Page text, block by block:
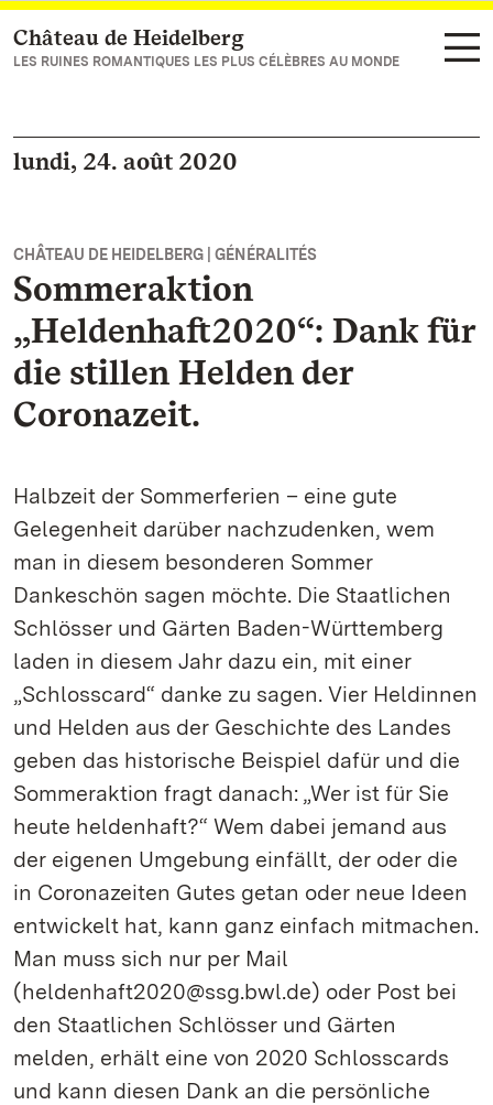
Vers la page d’accueil
Château de Heidelberg
LES RUINES ROMANTIQUES LES PLUS CÉLÈBRES AU MONDE
lundi, 24. août 2020
CHÂTEAU DE HEIDELBERG | GÉNÉRALITÉS
Sommeraktion
„Heldenhaft2020“: Dank für
die stillen Helden der
Coronazeit.
Halbzeit der Sommerferien – eine gute
Gelegenheit darüber nachzudenken, wem
man in diesem besonderen Sommer
Dankeschön sagen möchte. Die Staatlichen
Schlösser und Gärten Baden-Württemberg
laden in diesem Jahr dazu ein, mit einer
„Schlosscard“ danke zu sagen. Vier Heldinnen
und Helden aus der Geschichte des Landes
geben das historische Beispiel dafür und die
Sommeraktion fragt danach: „Wer ist für Sie
heute heldenhaft?“ Wem dabei jemand aus
der eigenen Umgebung einfällt, der oder die
in Coronazeiten Gutes getan oder neue Ideen
entwickelt hat, kann ganz einfach mitmachen.
Man muss sich nur per Mail
(heldenhaft2020@ssg.bwl.de) oder Post bei
den Staatlichen Schlösser und Gärten
melden, erhält eine von 2020 Schlosscards
und kann diesen Dank an die persönliche